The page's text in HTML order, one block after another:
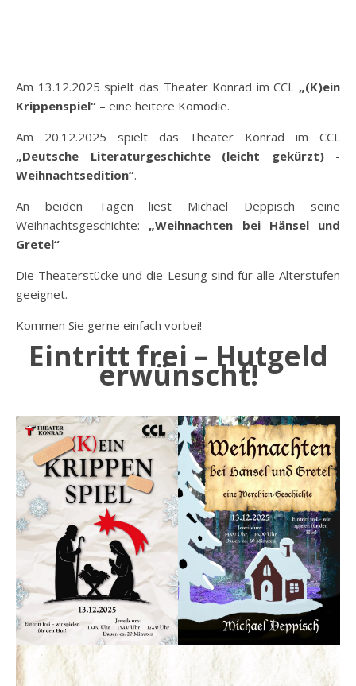
Am 13.12.2025 spielt das Theater Konrad im CCL „(K)ein
Krippenspiel“ – eine heitere Komödie.
Am 20.12.2025 spielt das Theater Konrad im CCL
„Deutsche Literaturgeschichte (leicht gekürzt) -
Weihnachtsedition“.
An beiden Tagen liest Michael Deppisch seine
Weihnachtsgeschichte: „Weihnachten bei Hänsel und
Gretel“
Die Theaterstücke und die Lesung sind für alle Alterstufen
geeignet.
Kommen Sie gerne einfach vorbei!
Eintritt frei – Hutgeld
erwünscht!